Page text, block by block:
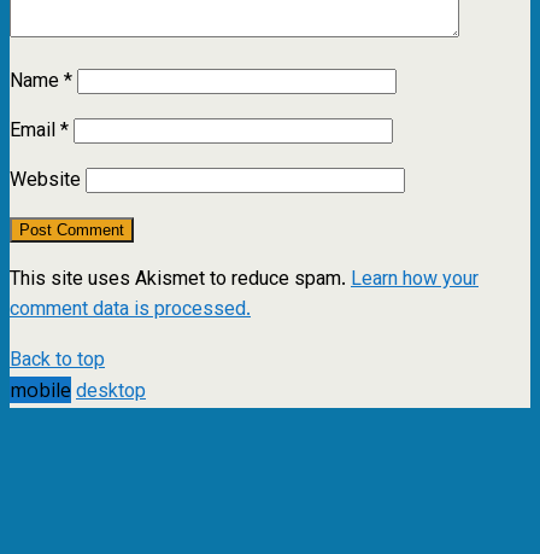
Name*
Email*
Website
This site uses Akismet to reduce spam. Learn how your
comment data is processed.
Back to top
mobile desktop